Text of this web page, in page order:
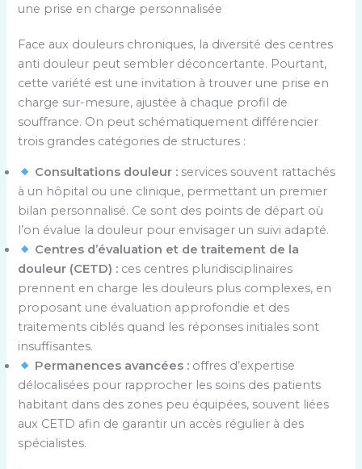
une prise en charge personnalisée
Face aux douleurs chroniques, la diversité des centres
anti douleur peut sembler déconcertante. Pourtant,
cette variété est une invitation à trouver une prise en
charge sur-mesure, ajustée à chaque profil de
souffrance. On peut schématiquement différencier
trois grandes catégories de structures :
Consultations douleur : services souvent rattachés
à un hôpital ou une clinique, permettant un premier
bilan personnalisé. Ce sont des points de départ où
l’on évalue la douleur pour envisager un suivi adapté.
Centres d’évaluation et de traitement de la
douleur (CETD) : ces centres pluridisciplinaires
prennent en charge les douleurs plus complexes, en
proposant une évaluation approfondie et des
traitements ciblés quand les réponses initiales sont
insuffisantes.
Permanences avancées : offres d’expertise
délocalisées pour rapprocher les soins des patients
habitant dans des zones peu équipées, souvent liées
aux CETD afin de garantir un accès régulier à des
spécialistes.